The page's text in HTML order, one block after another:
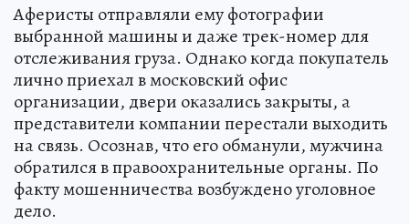
Аферисты отправляли ему фотографии
выбранной машины и даже трек-номер для
отслеживания груза. Однако когда покупатель
лично приехал в московский офис
организации, двери оказались закрыты, а
представители компании перестали выходить
на связь. Осознав, что его обманули, мужчина
обратился в правоохранительные органы. По
факту мошенничества возбуждено уголовное
дело.